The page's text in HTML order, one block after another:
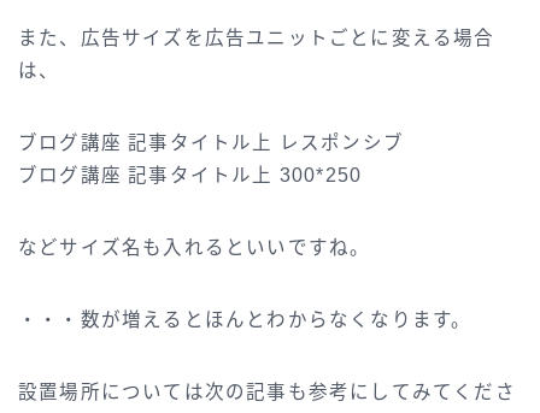
また、広告サイズを広告ユニットごとに変える場合
は、
ブログ講座 記事タイトル上 レスポンシブ
ブログ講座 記事タイトル上 300*250
などサイズ名も入れるといいですね。
・・・数が増えるとほんとわからなくなります。
設置場所については次の記事も参考にしてみてくださ